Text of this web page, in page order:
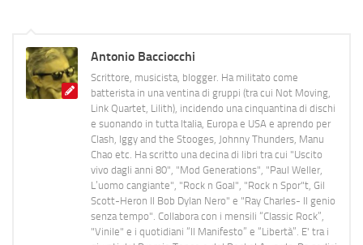
Antonio Bacciocchi
Scrittore, musicista, blogger. Ha militato come
batterista in una ventina di gruppi (tra cui Not Moving,
Link Quartet, Lilith), incidendo una cinquantina di dischi
e suonando in tutta Italia, Europa e USA e aprendo per
Clash, Iggy and the Stooges, Johnny Thunders, Manu
Chao etc. Ha scritto una decina di libri tra cui "Uscito
vivo dagli anni 80", "Mod Generations", "Paul Weller,
L’uomo cangiante", "Rock n Goal", "Rock n Spor"t, Gil
Scott-Heron Il Bob Dylan Nero" e "Ray Charles- Il genio
senza tempo". Collabora con i mensili “Classic Rock”,
"Vinile" e i quotidiani “Il Manifesto” e “Libertà”. E' tra i